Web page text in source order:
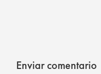
Enviar comentario